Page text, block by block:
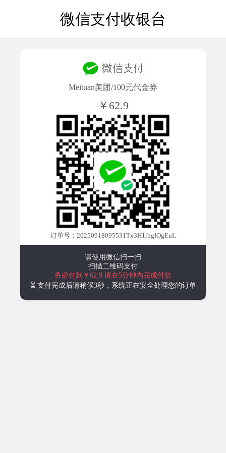
微信支付收银台
Meituan美团/100元代金券
￥62.9
订单号：20250918095531Tx3H1rbgIOgEuL
请使用微信扫一扫
扫描二维码支付
务必付款￥62.9 请在5分钟内完成付款
⏳ 支付完成后请稍候3秒，系统正在安全处理您的订单